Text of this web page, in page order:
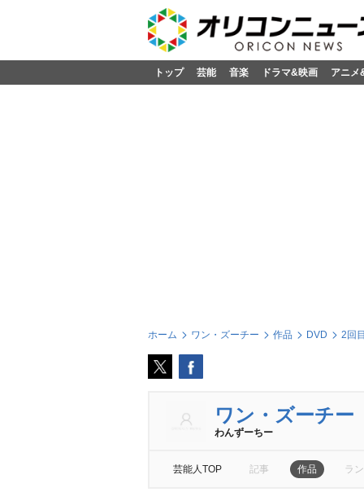
トップ 芸能 音楽 ドラマ&映画 アニメ
ホーム ワン・ズーチー 作品 DVD 2回
ワン・ズーチー
わんずーちー
芸能人TOP 記事 作品 ラ